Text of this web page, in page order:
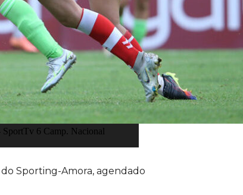
6 Camp. Nacional
Sporting-Amora, agendado